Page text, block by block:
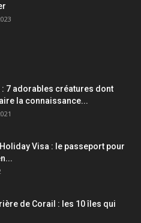
: 7 adorables créatures dont
la connaissance...
Visa : le passeport pour
de Corail : les 10 îles qui